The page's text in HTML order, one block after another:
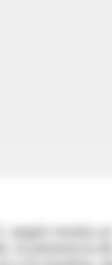
según revela un